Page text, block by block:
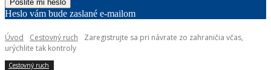
Heslo vám bude zaslané e-mailom
Úvod Cestovný ruch
Zaregistrujte sa pri návrate zo zahraničia včas,
urýchlite tak kontroly
Cestovný ruch